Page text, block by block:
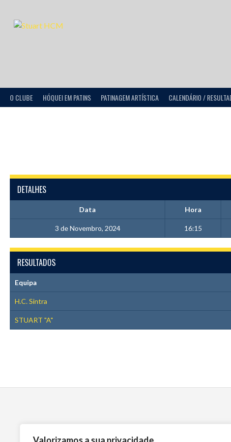
O CLUBE HÓQUEI EM PATINS PATINAGEM ARTÍSTICA CALENDÁRIO /
DETALHES
Data Hora
3 de Novembro, 2024 16:15
RESULTADOS
Equipa
H.C. Sintra
STUART "A"